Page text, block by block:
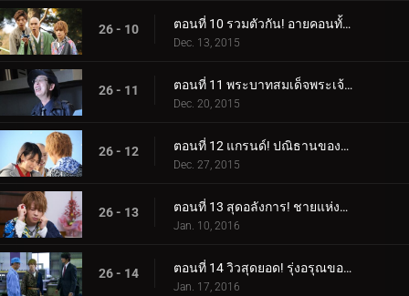
26 - 10 ตอนที่ 10 รวมตัวกัน! อายคอนทั้ง 15!
Dec. 13, 2015
26 - 11 ตอนที่ 11 พระบาทสมเด็จพระเจ้าอยู่หัว! ดวงตาลึกลับ!
Dec. 20, 2015
26 - 12 ตอนที่ 12 แกรนด์! ปณิธานของลูกผู้ชาย!
Dec. 27, 2015
26 - 13 ตอนที่ 13 สุดอลังการ! ชายแห่งอิสรภาพ!
Jan. 10, 2016
26 - 14 ตอนที่ 14 วิวสุดยอด! รุ่งอรุณของโลก!
Jan. 17, 2016